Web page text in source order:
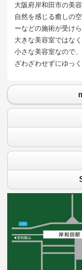
大阪府岸和田市の美
自然を感じる癒しの
ーなどの施術が受けら
大きな美容室ではな
小さな美容室なので、
ざわざわせずにゆっ